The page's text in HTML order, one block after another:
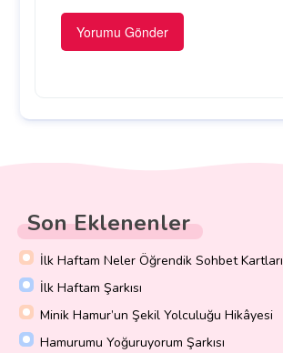
Son Eklenenler
İlk Haftam Neler Öğrendik Sohbet Kartları
İlk Haftam Şarkısı
Minik Hamur’un Şekil Yolculuğu Hikâyesi
Hamurumu Yoğuruyorum Şarkısı